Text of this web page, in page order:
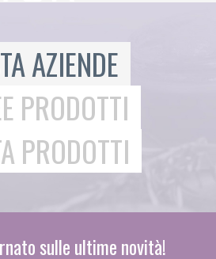
AZIENDE
PRODOTTI
PRODOTTI
sulle ultime novità!